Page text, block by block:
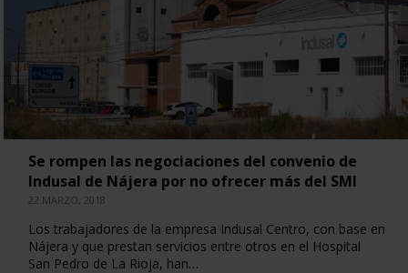
Se rompen las negociaciones del convenio de
Indusal de Nájera por no ofrecer más del SMI
22 MARZO, 2018
Los trabajadores de la empresa Indusal Centro, con base en
Nájera y que prestan servicios entre otros en el Hospital
San Pedro de La Rioja, han…